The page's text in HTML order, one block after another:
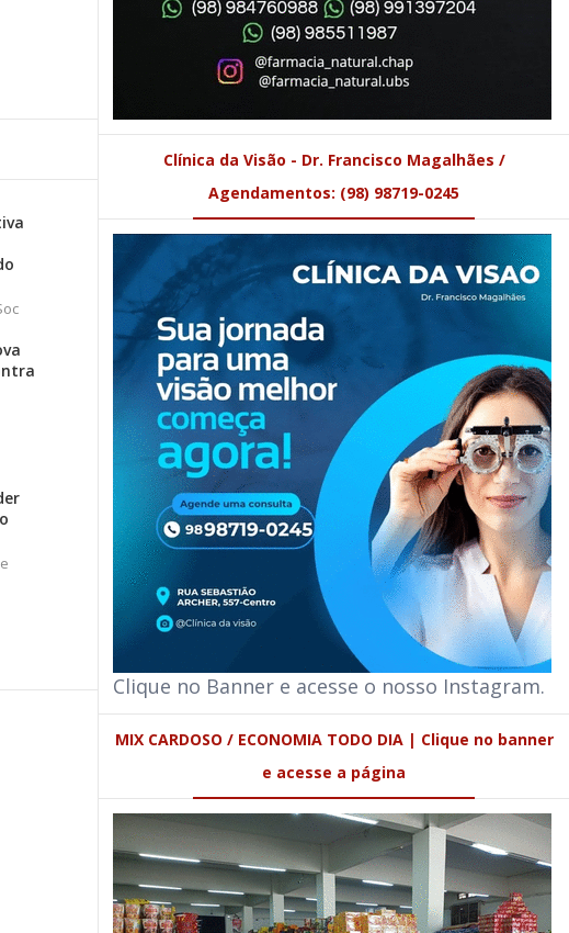
Clínica da Visão - Dr. Francisco Magalhães /
Agendamentos: (98) 98719-0245
Clique no Banner e acesse o nosso Instagram.
MIX CARDOSO / ECONOMIA TODO DIA | Clique no banner
e acesse a página